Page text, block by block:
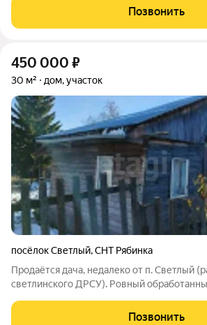
(удобная локация, перспективный район!) Главные
Позвонить
450 000 ₽
30 м² дом, участок
посёлок Светлый,СНТ Рябинка
Продаётся дача, недалеко от п. Светлый
светлинского ДРСУ). Ровный
смородины, крыжовника, ирги.Позвонить